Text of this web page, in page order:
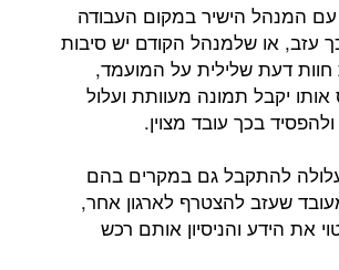
המנהל הישיר במקום העבודה
עזב, או שלמנהל הקודם יש סיבות
חוות דעת שלילית על המועמד,
אותו יקבל תמונה מעוותת ועלול
בכך עובד מצוין.
להתקבל גם במקרים בהם
שעזב להצטרף לארגון אחר,
את הידע והניסיון אותם רכש